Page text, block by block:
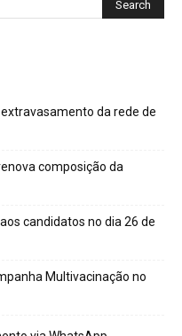
da rede de
composição da
candidatos no dia 26 de
Multivacinação no